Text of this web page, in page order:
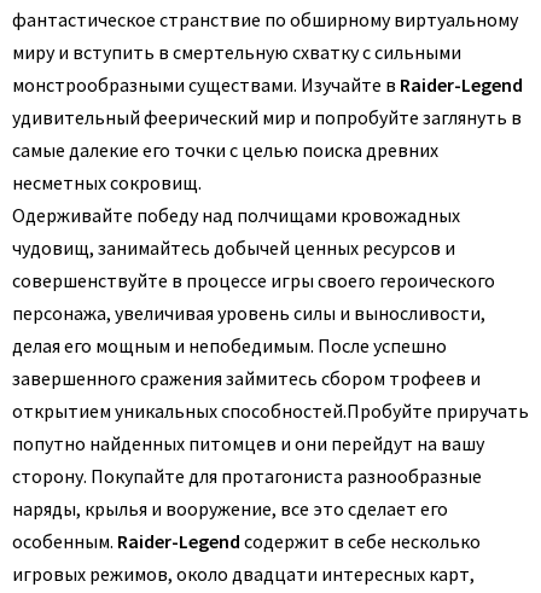
фантастическое странствие по обширному виртуальному
миру и вступить в смертельную схватку с сильными
монстрообразными существами. Изучайте в Raider-Legend
удивительный феерический мир и попробуйте заглянуть в
самые далекие его точки с целью поиска древних
несметных сокровищ.
Одерживайте победу над полчищами кровожадных
чудовищ, занимайтесь добычей ценных ресурсов и
совершенствуйте в процессе игры своего героического
персонажа, увеличивая уровень силы и выносливости,
делая его мощным и непобедимым. После успешно
завершенного сражения займитесь сбором трофеев и
открытием уникальных способностей.Пробуйте приручать
попутно найденных питомцев и они перейдут на вашу
сторону. Покупайте для протагониста разнообразные
наряды, крылья и вооружение, все это сделает его
особенным. Raider-Legend содержит в себе несколько
игровых режимов, около двадцати интересных карт,